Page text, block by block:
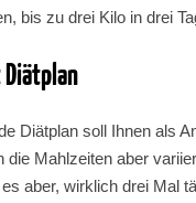
bis zu drei Kilo in drei
Diätplan soll Ihnen als
die Mahlzeiten aber
aber, wirklich drei Mal